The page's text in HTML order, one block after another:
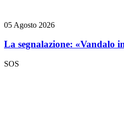
05 Agosto 2026
La segnalazione: «Vandalo
SOS